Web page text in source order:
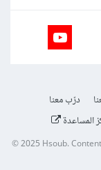
درّب معنا
المساعدة
© 2025Hsoub.